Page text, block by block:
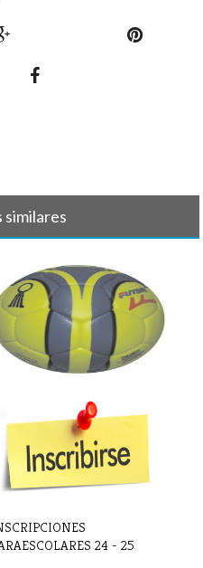
- Crónica y
4 d[...]
24 - 25